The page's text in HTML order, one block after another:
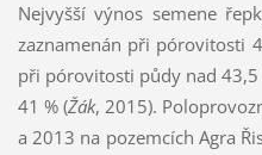
Nejvyšší výnos semene
zaznamenán při pórovitosti
při pórovitosti půdy nad
41 % (Žák, 2015).
a 2013 na pozemcích Agra